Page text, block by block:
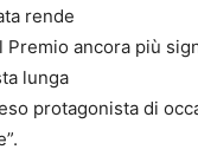
rende
Premio ancora più
lunga
protagonista di